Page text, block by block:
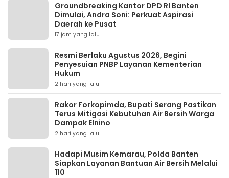
Groundbreaking Kantor DPD RI Banten
Dimulai, Andra Soni: Perkuat Aspirasi
Daerah ke Pusat
17 jam yang lalu
Resmi Berlaku Agustus 2026, Begini
Penyesuian PNBP Layanan Kementerian
Hukum
2 hari yang lalu
Rakor Forkopimda, Bupati Serang Pastikan
Terus Mitigasi Kebutuhan Air Bersih Warga
Dampak Elnino
2 hari yang lalu
Hadapi Musim Kemarau, Polda Banten
Siapkan Layanan Bantuan Air Bersih Melalui
110